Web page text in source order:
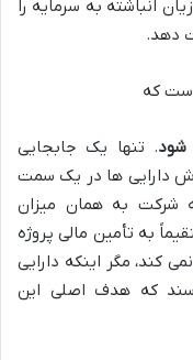
انباشته به سرمایه را
دهد.
که
. تنها یک جابجایی
دارایی ها در یک سمت
شرکت به همان میزان
به تأمین مالی پروژه
کند، مگر اینکه دارایی
که هدف اصلی این